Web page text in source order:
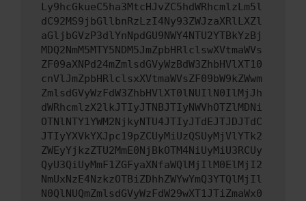
Ly9hcGkueC5ha3MtcHJvZC5hdWRhcmlzLm5l
dC92MS9jbGllbnRzLzI4Ny93ZWJzaXRlLXZl
aGljbGVzP3dlYnNpdGU9NWY4NTU2YTBkYzBj
MDQ2NmM5MTY5NDM5JmZpbHRlclswXVtmaWVs
ZF09aXNPd24mZmlsdGVyWzBdW3ZhbHVlXT10
cnVlJmZpbHRlclsxXVtmaWVsZF09bW9kZWwm
ZmlsdGVyWzFdW3ZhbHVlXT0lNUIlN0IlMjJh
dWRhcmlzX2lkJTIyJTNBJTIyNWVhOTZlMDNi
OTNlNTY1YWM2NjkyNTU4JTIyJTdEJTJDJTdC
JTIyYXVkYXJpc19pZCUyMiUzQSUyMjVlYTk2
ZWEyYjkzZTU2MmE0NjBkOTM4NiUyMiU3RCUy
QyU3QiUyMmF1ZGFyaXNfaWQlMjIlM0ElMjI2
NmUxNzE4NzkzOTBiZDhhZWYwYmQ3YTQlMjIl
N0QlNUQmZmlsdGVyWzFdW29wXT1JTiZmaWx0